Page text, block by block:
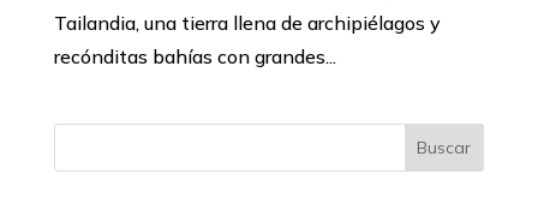
Tailandia, una tierra llena de archipiélagos y
recónditas bahías con grandes...
Buscar